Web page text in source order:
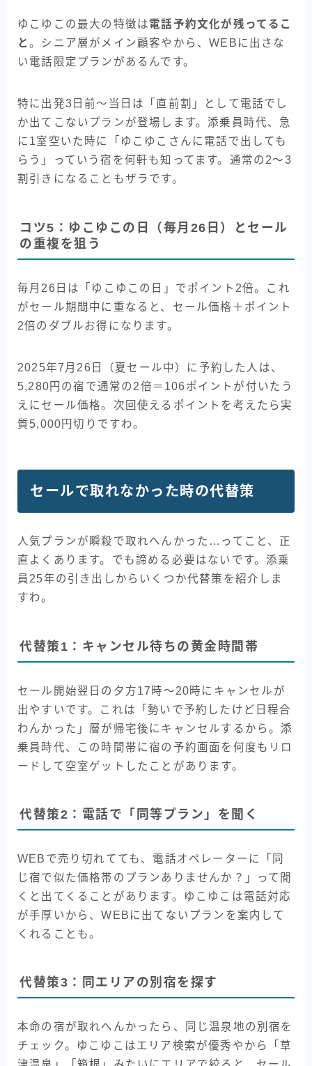
ゆこゆこの最大の特徴は電話予約文化が残ってるこ
と。シニア層がメイン顧客やから、WEBに出さな
い電話限定プランがあるんです。
特に出発3日前〜当日は「直前割」として電話でし
か出てこないプランが登場します。添乗員時代、急
に1室空いた時に「ゆこゆこさんに電話で出しても
らう」っていう宿を何軒も知ってます。通常の2〜3
割引きになることもザラです。
コツ5：ゆこゆこの日（毎月26日）とセール
の重複を狙う
毎月26日は「ゆこゆこの日」でポイント2倍。これ
がセール期間中に重なると、セール価格＋ポイント
2倍のダブルお得になります。
2025年7月26日（夏セール中）に予約した人は、
5,280円の宿で通常の2倍＝106ポイントが付いたう
えにセール価格。次回使えるポイントを考えたら実
質5,000円切りですわ。
セールで取れなかった時の代替策
人気プランが瞬殺で取れへんかった…ってこと、正
直よくあります。でも諦める必要はないです。添乗
員25年の引き出しからいくつか代替策を紹介しま
すわ。
代替策1：キャンセル待ちの黄金時間帯
セール開始翌日の夕方17時〜20時にキャンセルが
出やすいです。これは「勢いで予約したけど日程合
わんかった」層が帰宅後にキャンセルするから。添
乗員時代、この時間帯に宿の予約画面を何度もリロ
ードして空室ゲットしたことがあります。
代替策2：電話で「同等プラン」を聞く
WEBで売り切れてても、電話オペレーターに「同
じ宿で似た価格帯のプランありませんか？」って聞
くと出てくることがあります。ゆこゆこは電話対応
が手厚いから、WEBに出てないプランを案内して
くれることも。
代替策3：同エリアの別宿を探す
本命の宿が取れへんかったら、同じ温泉地の別宿を
チェック。ゆこゆこはエリア検索が優秀やから「草